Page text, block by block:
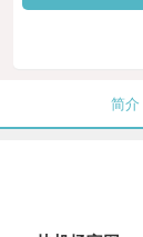
简介